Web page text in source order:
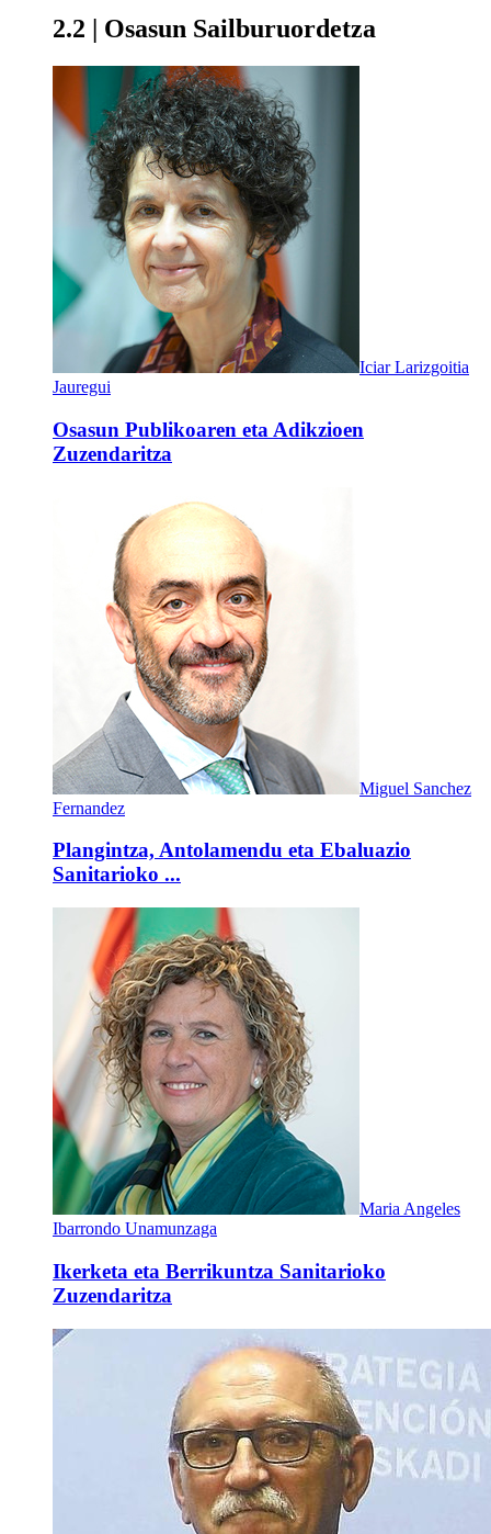
2.2 | Osasun Sailburuordetza
Iciar Larizgoitia
Jauregui
Osasun Publikoaren eta Adikzioen
Zuzendaritza
Miguel Sanchez
Fernandez
Plangintza, Antolamendu eta Ebaluazio
Sanitarioko ...
Maria Angeles
Ibarrondo Unamunzaga
Ikerketa eta Berrikuntza Sanitarioko
Zuzendaritza